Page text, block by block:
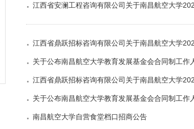
江西省安澜工程咨询有限公司关于南昌航空大学
江西省鼎跃招标咨询有限公司关于南昌航空大学
关于公布南昌航空大学教育发展基金会合同制工作
江西省鼎跃招标咨询有限公司关于南昌航空大学
关于公布南昌航空大学教育发展基金会合同制工作
南昌航空大学自营食堂档口招商公告